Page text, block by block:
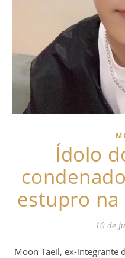
Ídolo
estupro na
10 de
Moon Taeil, ex-integrante do grupo NCT, foi sentenciado a